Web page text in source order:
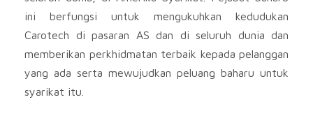
ini berfungsi untuk mengukuhkan kedudukan
Carotech di pasaran AS dan di seluruh dunia dan
memberikan perkhidmatan terbaik kepada pelanggan
yang ada serta mewujudkan peluang baharu untuk
syarikat itu.